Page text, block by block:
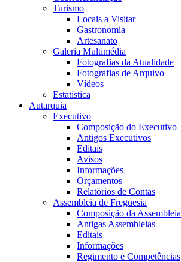
Turismo
Locais a Visitar
Gastronomia
Artesanato
Galeria Multimédia
Fotografias da Atualidade
Fotografias de Arquivo
Vídeos
Estatística
Autarquia
Executivo
Composição do Executivo
Antigos Executivos
Editais
Avisos
Informações
Orçamentos
Relatórios de Contas
Assembleia de Freguesia
Composição da Assembleia
Antigas Assembleias
Editais
Informações
Regimento e Competências